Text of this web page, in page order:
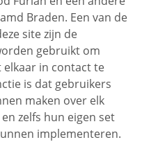
Braden. Een van de
site zijn de
gebruikt om
in contact te
is dat gebruikers
maken over elk
zelfs hun eigen set
implementeren.